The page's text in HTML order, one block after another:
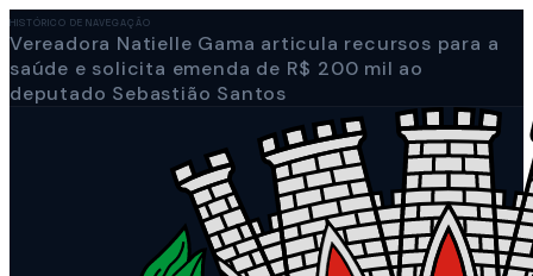
HISTÓRICO DE NAVEGAÇÃO
Vereadora Natielle Gama articula recursos para a
saúde e solicita emenda de R$ 200 mil ao
deputado Sebastião Santos